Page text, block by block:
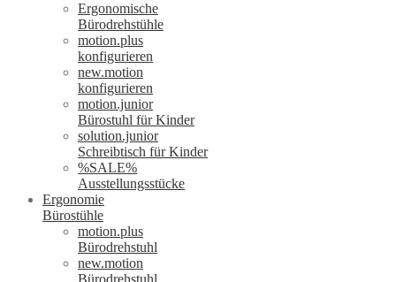
Ergonomische
Bürodrehstühle
motion.plus
konfigurieren
new.motion
konfigurieren
motion.junior
Bürostuhl für Kinder
solution.junior
Schreibtisch für Kinder
%SALE%
Ausstellungsstücke
Ergonomie
Bürostühle
motion.plus
Bürodrehstuhl
new.motion
Bürodrehstuhl